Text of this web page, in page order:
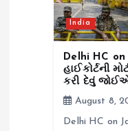
India
Delhi HC
હાઈકોર્ટની
કરી દેવું
August 8,
Delhi HC on